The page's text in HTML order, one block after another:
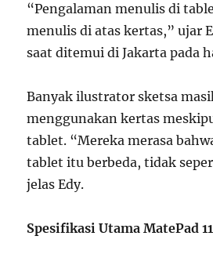
“Pengalaman menulis di
menulis di atas kertas,” ujar
saat ditemui di Jakarta pada
Banyak ilustrator sketsa
menggunakan kertas
tablet. “Mereka merasa
tablet itu berbeda, tidak
jelas Edy.
Spesifikasi Utama MatePad